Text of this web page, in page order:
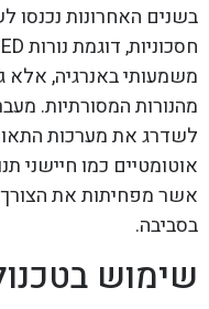
בשנים האחרונות נכנסו
משמעותי באנרגיה, אלא
מהנורות המסורתיות.
לשדרג את מערכות
אוטומטיים כמו חיישני
אשר מפחיתות את
בסביבה.
שימוש